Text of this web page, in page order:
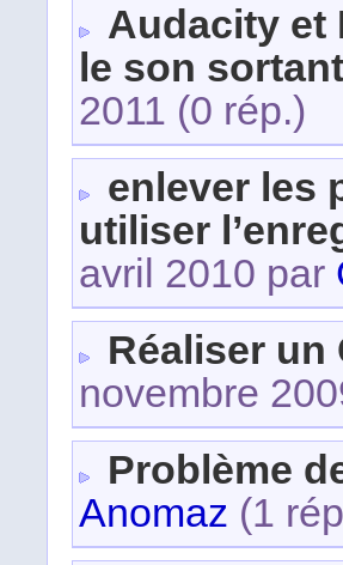
Audacity et
le son
2011 (0 rép.)
enlever les
utiliser
avril 2010 par
Réaliser un
novembre
Problème
Anomaz (1